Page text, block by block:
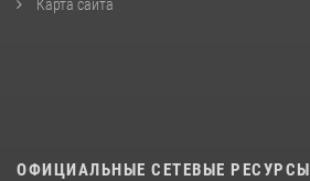
Карта сайта
ОФИЦИАЛЬНЫЕ СЕТЕВЫЕ РЕСУРСЫ